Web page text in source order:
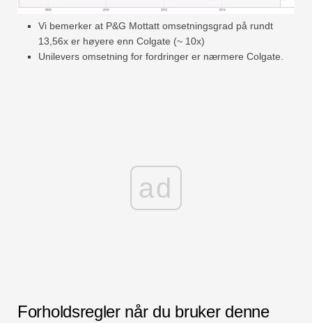
Vi bemerker at P&G Mottatt omsetningsgrad på rundt
13,56x er høyere enn Colgate (~ 10x)
Unilevers omsetning for fordringer er nærmere Colgate.
ad
Forholdsregler når du bruker denne